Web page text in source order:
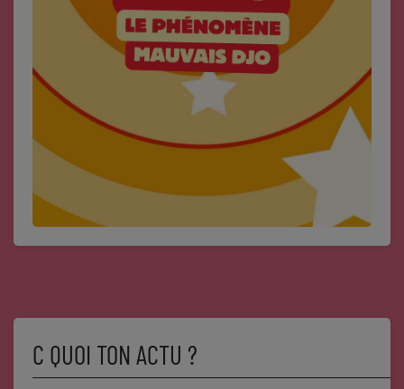
C QUOI TON ACTU ?